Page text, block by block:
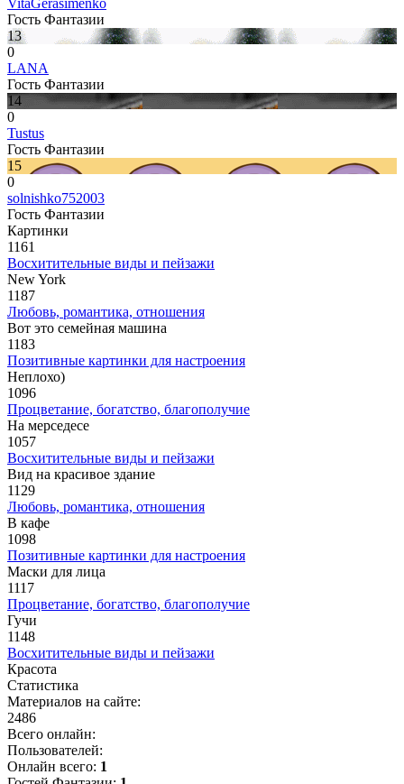
Гость Фантазии
13
0
LANA
Гость Фантазии
14
0
Tustus
Гость Фантазии
15
0
solnishko752003
Гость Фантазии
Картинки
1161
Восхитительные виды и пейзажи
New York
1187
Любовь, романтика, отношения
Вот это семейная машина
1183
Позитивные картинки для настроения
Неплохо)
1096
Процветание, богатство, благополучие
На мерседесе
1057
Восхитительные виды и пейзажи
Вид на красивое здание
1129
Любовь, романтика, отношения
В кафе
1098
Позитивные картинки для настроения
Маски для лица
1117
Процветание, богатство, благополучие
Гучи
1148
Восхитительные виды и пейзажи
Красота
Статистика
Материалов на сайте:
2486
Всего онлайн:
Пользователей:
Онлайн всего: 1